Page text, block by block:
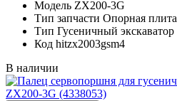
Модель ZX200-3G
Тип запчасти Опорная плита
Тип Гусеничный экскаватор
Код hitzx2003gsm4
В наличии